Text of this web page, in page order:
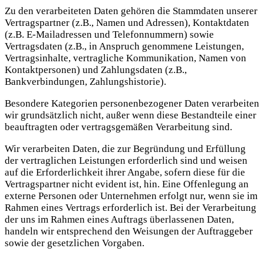
Zu den verarbeiteten Daten gehören die Stammdaten unserer
Vertragspartner (z.B., Namen und Adressen), Kontaktdaten
(z.B. E-Mailadressen und Telefonnummern) sowie
Vertragsdaten (z.B., in Anspruch genommene Leistungen,
Vertragsinhalte, vertragliche Kommunikation, Namen von
Kontaktpersonen) und Zahlungsdaten (z.B.,
Bankverbindungen, Zahlungshistorie).
Besondere Kategorien personenbezogener Daten verarbeiten
wir grundsätzlich nicht, außer wenn diese Bestandteile einer
beauftragten oder vertragsgemäßen Verarbeitung sind.
Wir verarbeiten Daten, die zur Begründung und Erfüllung
der vertraglichen Leistungen erforderlich sind und weisen
auf die Erforderlichkeit ihrer Angabe, sofern diese für die
Vertragspartner nicht evident ist, hin. Eine Offenlegung an
externe Personen oder Unternehmen erfolgt nur, wenn sie im
Rahmen eines Vertrags erforderlich ist. Bei der Verarbeitung
der uns im Rahmen eines Auftrags überlassenen Daten,
handeln wir entsprechend den Weisungen der Auftraggeber
sowie der gesetzlichen Vorgaben.